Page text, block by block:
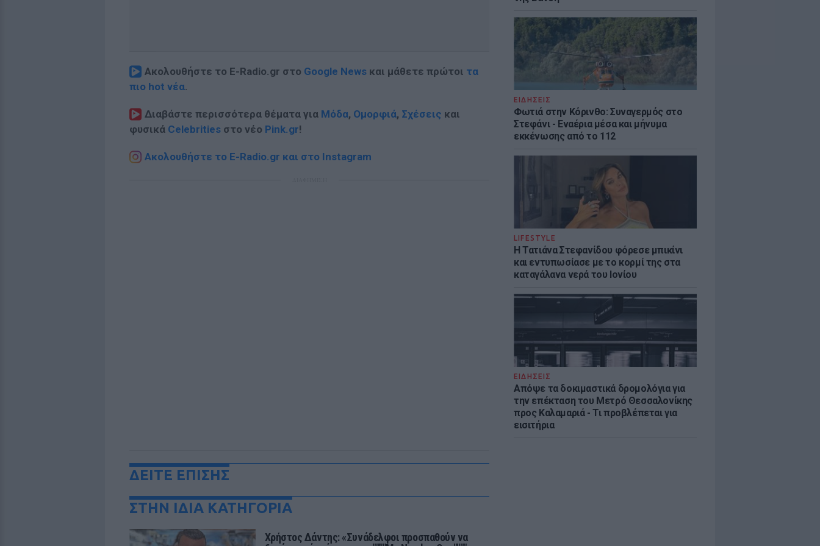
ΕΙΔΗΣΕΙΣ
Φωτιά στην Κόρινθο: Συναγερμός στο
Στεφάνι - Εναέρια μέσα και μήνυμα
εκκένωσης από το 112
LIFESTYLE
Η Τατιάνα Στεφανίδου φόρεσε μπικίνι
και εντυπωσίασε με το κορμί της στα
καταγάλανα νερά του Ιονίου
ΕΙΔΗΣΕΙΣ
Απόψε τα δοκιμαστικά δρομολόγια για
την επέκταση του Μετρό Θεσσαλονίκης
προς Καλαμαριά - Τι προβλέπεται για
εισιτήρια
Ακολουθήστε το E-Radio.gr στο Google News και μάθετε πρώτοι τα
πιο hot νέα.
Διαβάστε περισσότερα θέματα για Μόδα, Ομορφιά, Σχέσεις και
φυσικά Celebrities στο νέο Pink.gr!
Ακολουθήστε το E-Radio.gr και στο Instagram
ΔΕΙΤΕ ΕΠΙΣΗΣ
ΣΤΗΝ ΙΔΙΑ ΚΑΤΗΓΟΡΙΑ
Χρήστος Δάντης: «Συνάδελφοι προσπαθούν να